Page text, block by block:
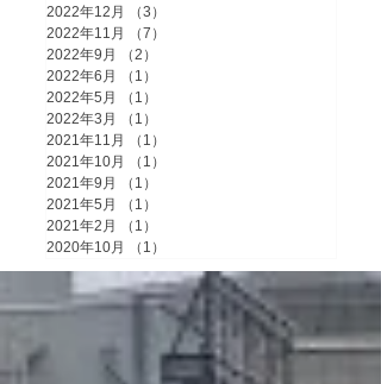
2022年12月
（3）
2022年11月
（7）
2022年9月
（2）
2022年6月
（1）
2022年5月
（1）
2022年3月
（1）
2021年11月
（1）
2021年10月
（1）
2021年9月
（1）
2021年5月
（1）
2021年2月
（1）
2020年10月
（1）